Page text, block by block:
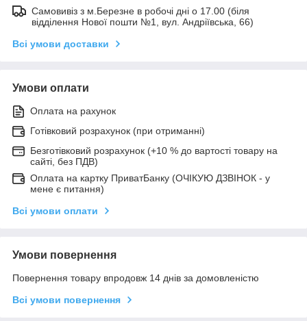
Самовивіз з м.Березне в робочі дні о 17.00 (біля
відділення Нової пошти №1, вул. Андріївська, 66)
Всі умови доставки
Умови оплати
Оплата на рахунок
Готівковий розрахунок (при отриманні)
Безготівковий розрахунок (+10 % до вартості товару на
сайті, без ПДВ)
Оплата на картку ПриватБанку (ОЧІКУЮ ДЗВІНОК - у
мене є питання)
Всі умови оплати
Умови повернення
Повернення товару впродовж 14 днів за домовленістю
Всі умови повернення